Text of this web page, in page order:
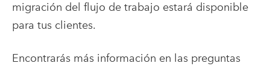
migración del flujo de trabajo estará disponible
para tus clientes.
Encontrarás más información en las preguntas